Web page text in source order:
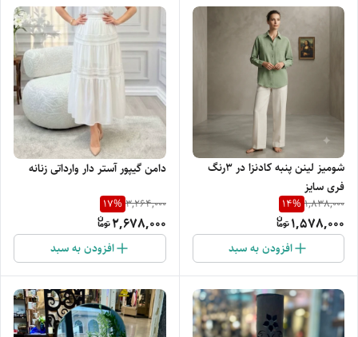
شومیز لینن پنبه کادنزا در 3رنگ
فری سایز
1,838,000
14%
1,578,000
افزودن به سبد
دامن گیپور آستر دار وارداتی زنانه
3,264,000
17%
2,678,000
افزودن به سبد